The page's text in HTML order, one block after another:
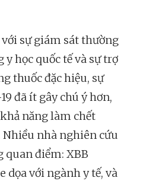
sự giám sát thường
y học quốc tế và sự trợ
thuốc đặc hiệu, sự
đã ít gây chú ý hơn,
năng làm chết
Nhiều nhà nghiên cứu
quan điểm: XBB
dọa với ngành y tế, và